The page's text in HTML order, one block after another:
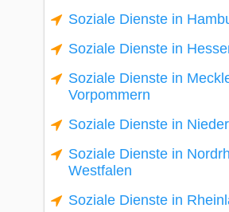
Soziale Dienste in
Soziale Dienste in
Soziale Dienste in
Vorpommern
Soziale Dienste in
Soziale Dienste in
Westfalen
Soziale Dienste in